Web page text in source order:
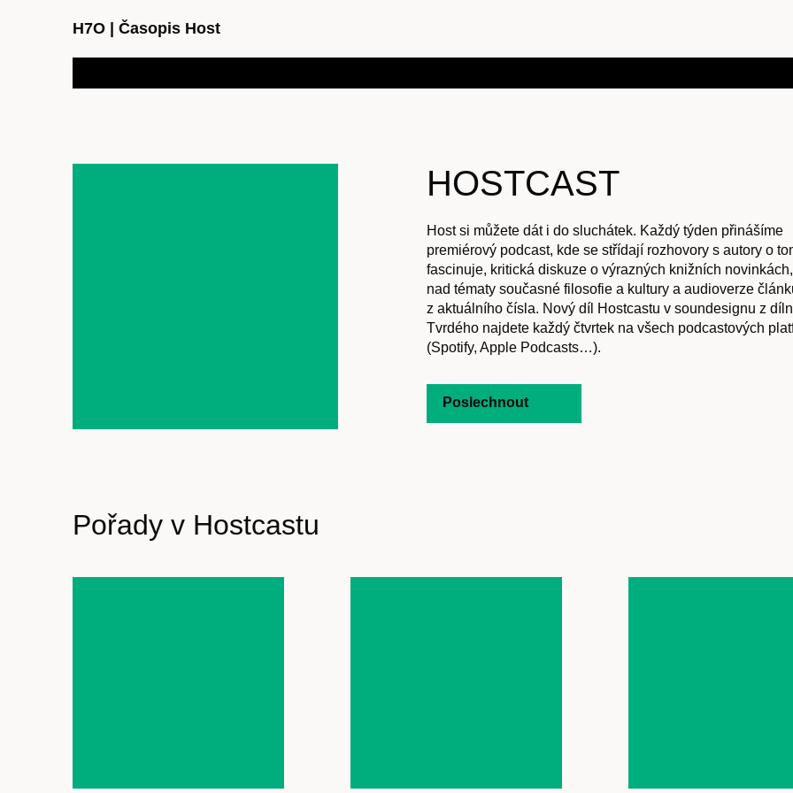
H7O Časopis Host
HOSTCAST
Host si můžete dát i do sluchátek. Každý týden přinášíme
premiérový podcast, kde se střídají rozhovory s autory o
fascinuje, kritická diskuze o výrazných knižních
nad tématy současné filosofie a kultury a audioverze
z aktuálního čísla. Nový díl Hostcastu v soundesignu z
Tvrdého najdete každý čtvrtek na všech podcastových
(Spotify, Apple Podcasts…).
Poslechnout
Pořady v Hostcastu